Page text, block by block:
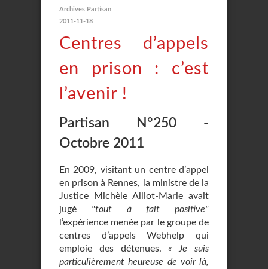
Archives Partisan
2011-11-18
Centres d’appels
en prison : c’est
l’avenir !
Partisan N°250 -
Octobre 2011
En 2009, visitant un centre d’appel
en prison à Rennes, la ministre de la
Justice Michèle Alliot-Marie avait
jugé "tout à fait positive"
l’expérience menée par le groupe de
centres d’appels Webhelp qui
emploie des détenues.« Je suis
particulièrement heureuse de voir là,